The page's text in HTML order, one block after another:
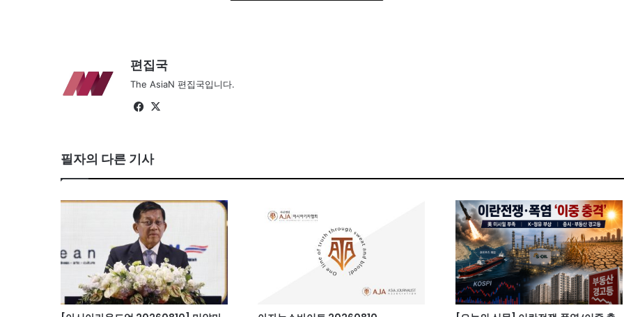
편집국
The AsiaN 편집국입니다.
Fa
ok
필자의 다른 기사